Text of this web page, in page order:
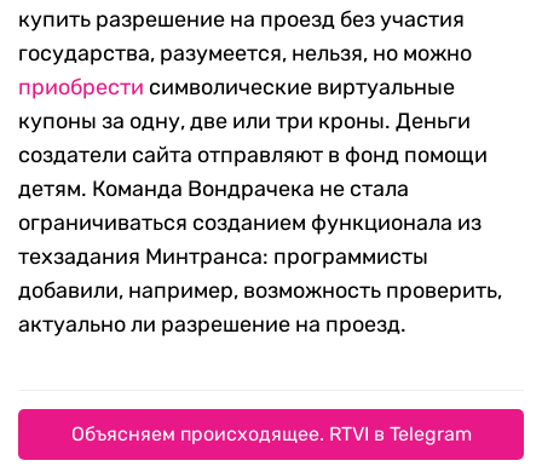
купить разрешение на проезд без участия
государства, разумеется, нельзя, но можно
приобрести символические виртуальные
купоны за одну, две или три кроны. Деньги
создатели сайта отправляют в фонд помощи
детям. Команда Вондрачека не стала
ограничиваться созданием функционала из
техзадания Минтранса: программисты
добавили, например, возможность проверить,
актуально ли разрешение на проезд.
Объясняем происходящее. RTVI в Telegram